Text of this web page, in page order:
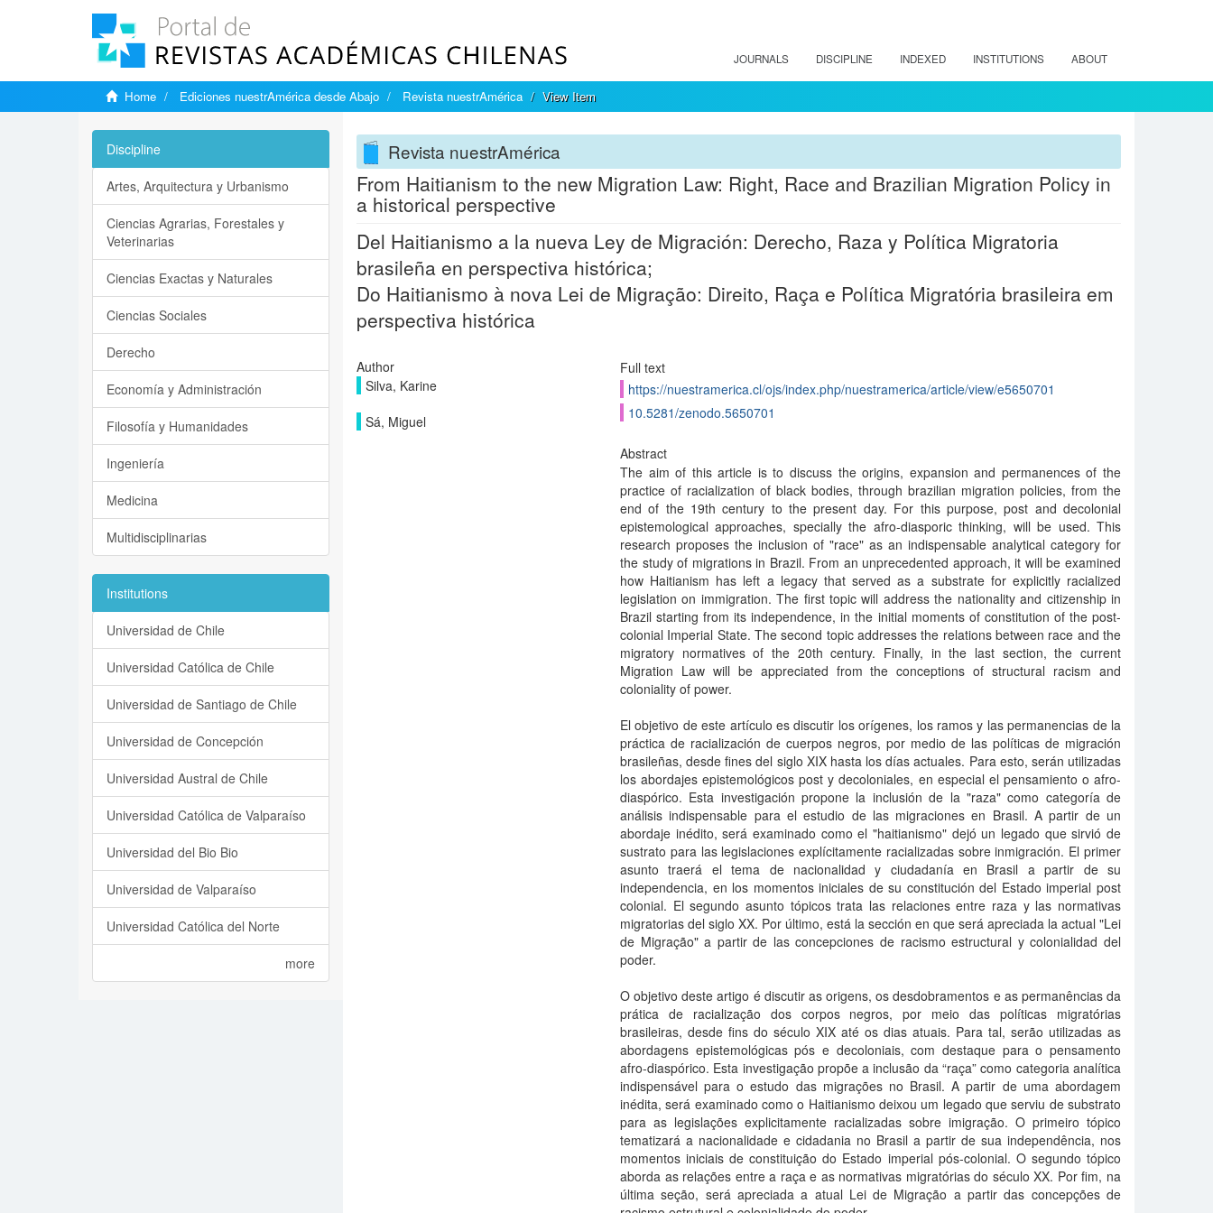
JOURNALS DISCIPLINE INDEXED INSTITUTIONS ABOUT
Home Ediciones nuestrAmérica desde Abajo Revista nuestrAmérica View Item
Revista nuestrAmérica
From Haitianism to the new Migration Law: Right, Race and Brazilian Migration Policy in
a historical perspective
Del Haitianismo a la nueva Ley de Migración: Derecho, Raza y Política Migratoria
brasileña en perspectiva histórica;
Do Haitianismo à nova Lei de Migração: Direito, Raça e Política Migratória brasileira em
perspectiva histórica
Author
Silva, Karine
Sá, Miguel
Full text
https://nuestramerica.cl/ojs/index.php/nuestramerica/article/view/e5650701
10.5281/zenodo.5650701
Abstract
The aim of this article is to discuss the origins, expansion and permanences of the
practice of racialization of black bodies, through brazilian migration policies, from the
end of the 19th century to the present day. For this purpose, post and decolonial
epistemological approaches, specially the afro-diasporic thinking, will be used. This
research proposes the inclusion of "race" as an indispensable analytical category for
the study of migrations in Brazil. From an unprecedented approach, it will be examined
how Haitianism has left a legacy that served as a substrate for explicitly racialized
legislation on immigration. The first topic will address the nationality and citizenship in
Brazil starting from its independence, in the initial moments of constitution of the post-
colonial Imperial State. The second topic addresses the relations between race and the
migratory normatives of the 20th century. Finally, in the last section, the current
Migration Law will be appreciated from the conceptions of structural racism and
coloniality of power.
El objetivo de este artículo es discutir los orígenes, los ramos y las permanencias de la
práctica de racialización de cuerpos negros, por medio de las políticas de migración
brasileñas, desde fines del siglo XIX hasta los días actuales. Para esto, serán utilizadas
los abordajes epistemológicos post y decoloniales, en especial el pensamiento o afro-
diaspórico. Esta investigación propone la inclusión de la "raza" como categoría de
análisis indispensable para el estudio de las migraciones en Brasil. A partir de un
abordaje inédito, será examinado como el "haitianismo" dejó un legado que sirvió de
sustrato para las legislaciones explícitamente racializadas sobre inmigración. El primer
asunto traerá el tema de nacionalidad y ciudadanía en Brasil a partir de su
independencia, en los momentos iniciales de su constitución del Estado imperial post
colonial. El segundo asunto tópicos trata las relaciones entre raza y las normativas
migratorias del siglo XX. Por último, está la sección en que será apreciada la actual "Lei
de Migração" a partir de las concepciones de racismo estructural y colonialidad del
poder.
O objetivo deste artigo é discutir as origens, os desdobramentos e as permanências da
prática de racialização dos corpos negros, por meio das políticas migratórias
brasileiras, desde fins do século XIX até os dias atuais. Para tal, serão utilizadas as
abordagens epistemológicas pós e decoloniais, com destaque para o pensamento
afro-diaspórico. Esta investigação propõe a inclusão da “raça” como categoria analítica
indispensável para o estudo das migrações no Brasil. A partir de uma abordagem
inédita, será examinado como o Haitianismo deixou um legado que serviu de substrato
para as legislações explicitamente racializadas sobre imigração. O primeiro tópico
tematizará a nacionalidade e cidadania no Brasil a partir de sua independência, nos
momentos iniciais de constituição do Estado imperial pós-colonial. O segundo tópico
aborda as relações entre a raça e as normativas migratórias do século XX. Por fim, na
última seção, será apreciada a atual Lei de Migração a partir das concepções de
Discipline
Artes, Arquitectura y Urbanismo
Ciencias Agrarias, Forestales y
Veterinarias
Ciencias Exactas y Naturales
Ciencias Sociales
Derecho
Economía y Administración
Filosofía y Humanidades
Ingeniería
Medicina
Multidisciplinarias
Institutions
Universidad de Chile
Universidad Católica de Chile
Universidad de Santiago de Chile
Universidad de Concepción
Universidad Austral de Chile
Universidad Católica de Valparaíso
Universidad del Bio Bio
Universidad de Valparaíso
Universidad Católica del Norte
more